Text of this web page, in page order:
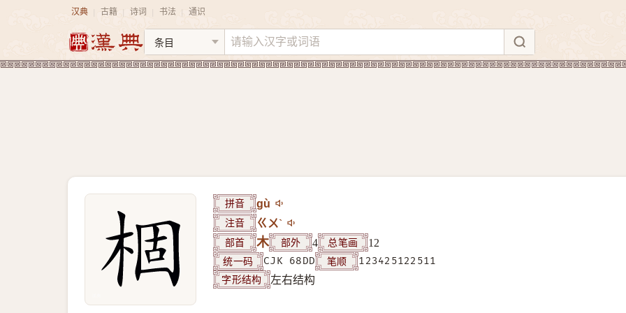
汉典 古籍 诗词 书法 通识
拼音 gù
注音 ㄍㄨˋ
部首 木 部外 4 总笔画 12
统一码 CJK 68DD 笔顺 123425122511
字形结构 左右结构